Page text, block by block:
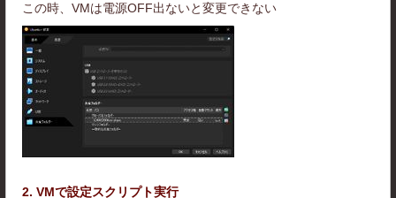
この時、VMは電源OFF出ないと変更できない
2. VMで設定スクリプト実行